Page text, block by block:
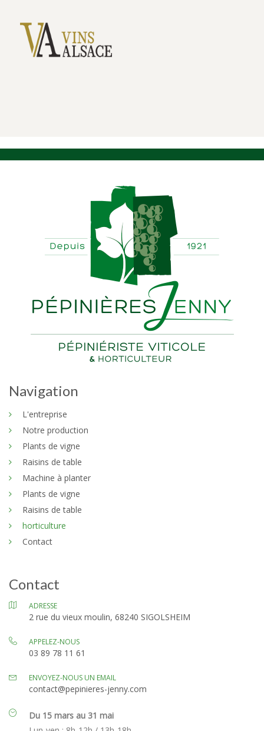
Navigation
L'entreprise
Notre production
Plants de vigne
Raisins de table
Machine à planter
Plants de vigne
Raisins de table
horticulture
Contact
Contact
ADRESSE
2 rue du vieux moulin, 68240 SIGOLSHEIM
APPELEZ-NOUS
03 89 78 11 61
ENVOYEZ-NOUS UN EMAIL
contact@pepinieres-jenny.com
Du 15 mars au 31 mai